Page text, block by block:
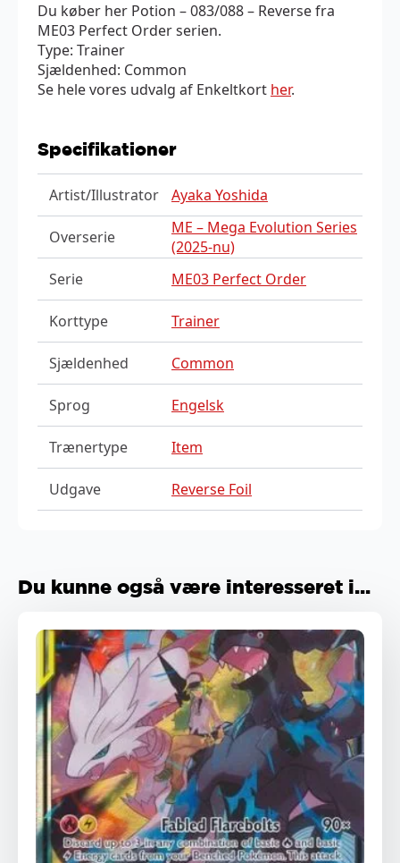
Du køber her Potion – 083/088 – Reverse fra
ME03 Perfect Order serien.
Type: Trainer
Sjældenhed: Common
Se hele vores udvalg af Enkeltkort her.
Specifikationer
Artist/Illustrator Ayaka Yoshida
Overserie
ME – Mega Evolution Series
(2025-nu)
Serie
ME03 Perfect Order
Korttype Trainer
Sjældenhed Common
Sprog Engelsk
Trænertype Item
Udgave Reverse Foil
Du kunne også være interesseret i...